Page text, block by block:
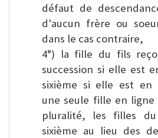
défaut de
d'aucun frère ou
dans le cas contraire,
4°) la fille du fils
succession si elle est
sixième si elle est en
une seule fille en ligne
pluralité, les filles
sixième au lieu des